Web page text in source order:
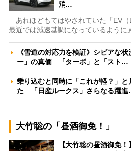
消…
あれほどもてはやされていた「EV（
最近では減速基調になっているように
《雪道の対応力を検証》シビアな
ー」の真価 「ターボ」と「スト…
乗り込むと同時に「これが軽？」と
た 「日産ルークス」さらなる躍
大竹聡の「昼酒御免！」
【大竹聡の昼酒御免